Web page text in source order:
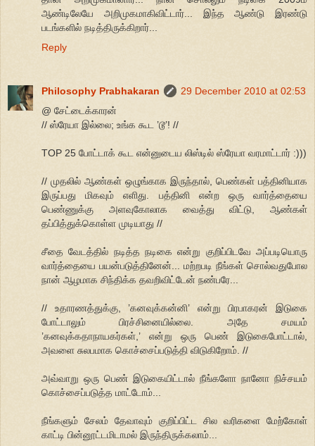
ஆண்டிலேயே அறிமுகமாகிவிட்டார்... இந்த ஆண்டு இரண்டு
படங்களில் நடித்திருக்கிறார்...
Reply
Philosophy Prabhakaran
29 December 2010 at 02:53
@ சேட்டைக்காரன்
// ஸ்ரேயா இல்லை; உங்க கூட ’டூ’! //
TOP 25 போட்டாக் கூட என்னுடைய லிஸ்டில் ஸ்ரேயா வரமாட்டார் :)))
// முதலில் ஆண்கள் ஒழுங்காக இருந்தால், பெண்கள் பத்தினியாக
இருப்பது மிகவும் எளிது. பத்தினி என்ற ஒரு வார்த்தையை
பெண்ணுக்கு அளவுகோலாக வைத்து விட்டு, ஆண்கள்
தப்பித்துக்கொள்ள முடியாது //
சீதை வேடத்தில் நடித்த நடிகை என்று குறிப்பிடவே அப்படியொரு
வார்த்தையை பயன்படுத்தினேன்... மற்றபடி நீங்கள் சொல்வதுபோல
நான் ஆழமாக சிந்திக்க தவறிவிட்டேன் நண்பரே...
// உதாரணத்துக்கு, ’கனவுக்கன்னி’ என்று பிரபாகரன் இடுகை
போட்டாலும் பிரச்சினையில்லை. அதே சமயம்
’கனவுக்கதாநாயகர்கள்,’ என்று ஒரு பெண் இடுகைபோட்டால்,
அவளை சுலபமாக கொச்சைப்படுத்தி விடுகிறோம். //
அவ்வாறு ஒரு பெண் இடுகையிட்டால் நீங்களோ நானோ நிச்சயம்
கொச்சைப்படுத்த மாட்டோம்...
நீங்களும் சேலம் தேவாவும் குறிப்பிட்ட சில வரிகளை மேற்கோள்
காட்டி பின்னூட்டமிடாமல் இருந்திருக்கலாம்...